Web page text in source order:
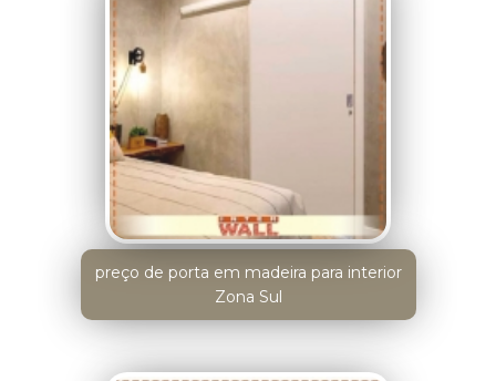
preço de porta em madeira para interior
Zona Sul